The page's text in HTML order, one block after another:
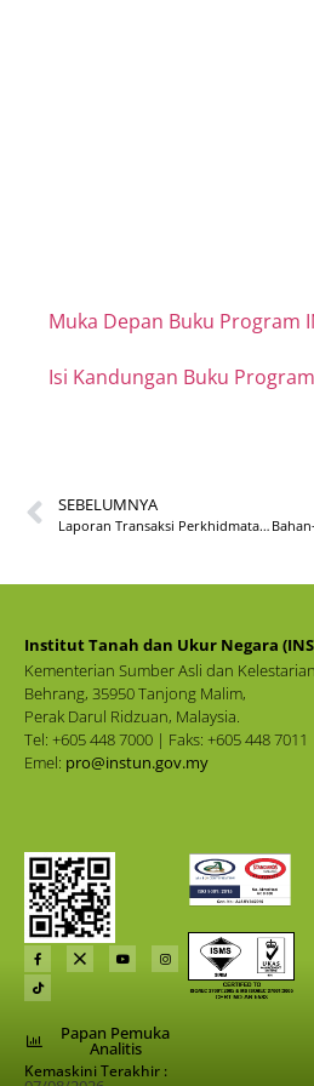
Muka Depan Buku Program
Isi Kandungan Buku
SEBELUMNYA
Laporan Transaksi Perkhidmatan Online 2020
Institut Tanah dan Ukur Negara
Kementerian Sumber Asli dan
Behrang, 35950 Tanjong Malim,
Perak Darul Ridzuan, Malaysia.
Tel: +605 448 7000 | Faks: +605 448 7011
Emel: pro@instun.gov.my
Papan Pemuka
Analitis
Kemaskini Terakhir :